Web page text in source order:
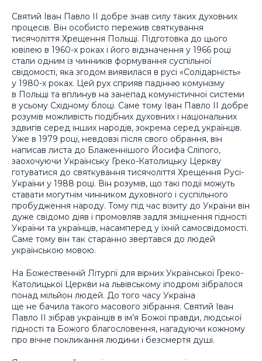
Святий Іван Павло ІІ добре знав силу таких духовних
процесів. Він особисто пережив святкування
тисячоліття Хрещення Польщі. Підготовка до цього
ювілею в 1960-х роках і його відзначення у 1966 році
стали одним із чинників формування суспільної
свідомості, яка згодом виявилася в русі «Солідарність»
у 1980-х роках. Цей рух сприяв падінню комунізму
в Польщі та вплинув на занепад комуністичної системи
в усьому Східному блоці. Саме тому Іван Павло ІІ добре
розумів можливість подібних духовних і національних
здвигів серед інших народів, зокрема серед українців.
Уже в 1979 році, невдовзі після свого обрання, він
написав листа до Блаженнішого Йосифа Сліпого,
заохочуючи Українську Греко-Католицьку Церкву
готуватися до святкування тисячоліття Хрещення Русі-
України у 1988 році. Він розумів, що такі події можуть
ставати могутнім чинником духовного і суспільного
пробудження народу. Тому під час візиту до України він
дуже свідомо діяв і промовляв задля зміцнення гідності
України та українців, насамперед у їхній самосвідомості.
Саме тому він так старанно звертався до людей
українською мовою.
На Божественній Літургії для вірних Української Греко-
Католицької Церкви на львівському іподромі зібралося
понад мільйон людей. До того часу Україна
ще не бачила такого масового зібрання. Святий Іван
Павло ІІ зібрав українців в ім’я Божої правди, людської
гідності та Божого благословення, нагадуючи кожному
про вічне покликання людини і безсмертя душі.